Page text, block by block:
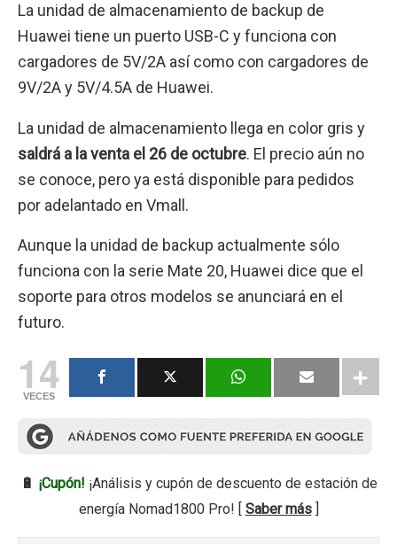
La unidad de almacenamiento de backup de
Huawei tiene un puerto USB-C y funciona con
cargadores de 5V/2A así como con cargadores de
9V/2A y 5V/4.5A de Huawei.
La unidad de almacenamiento llega en color gris y
saldrá a la venta el 26 de octubre. El precio aún no
se conoce, pero ya está disponible para pedidos
por adelantado en Vmall.
Aunque la unidad de backup actualmente sólo
funciona con la serie Mate 20, Huawei dice que el
soporte para otros modelos se anunciará en el
futuro.
14
VECES
🔋 ¡Cupón! ¡Análisis y cupón de descuento de estación de
energía Nomad1800 Pro! [ Saber más]